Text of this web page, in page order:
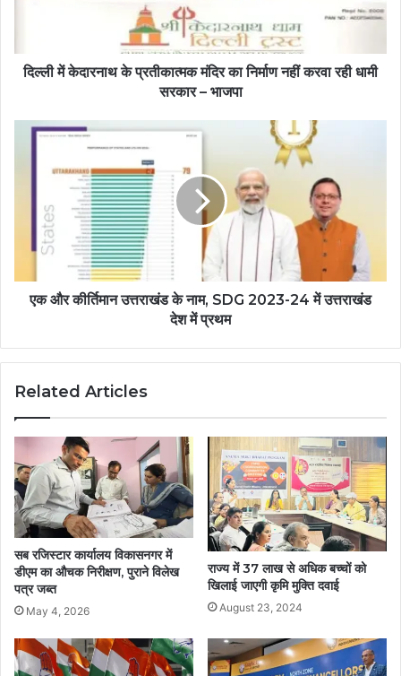
दिल्ली में केदारनाथ के प्रतीकात्मक मंदिर का निर्माण नहीं करवा रही धामी
सरकार – भाजपा
एक और कीर्तिमान उत्तराखंड के नाम, SDG 2023-24 में उत्तराखंड
देश में प्रथम
Related Articles
सब रजिस्टार कार्यालय विकासनगर में
डीएम का औचक निरीक्षण, पुराने विलेख
पत्र जब्त
May 4, 2026
राज्य में 37 लाख से अधिक बच्चों को
खिलाई जाएगी कृमि मुक्ति दवाई
August 23, 2024